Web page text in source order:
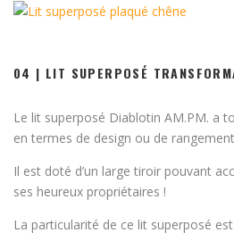
04 | LIT SUPERPOSÉ
Le lit superposé Diablotin AM.PM. a
en termes de design ou de
Il est doté d’un large tiroir pouvant
ses heureux propriétaires !
La particularité de ce lit superposé est